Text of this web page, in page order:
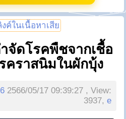
งค์ในเนื้อหาเสีย
จัดโรคพืชจากเชื้อ
คราสนิมในผักบุ้ง
2566/05/17 09:39:27 , View:
3937,e